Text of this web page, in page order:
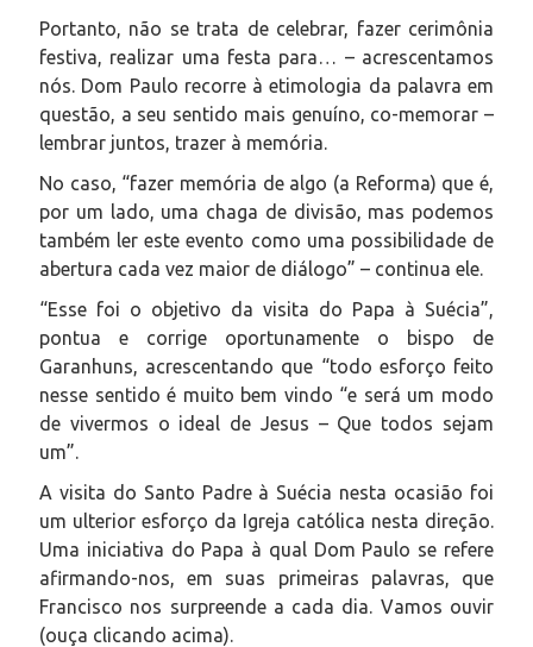
Portanto, não se trata de celebrar, fazer cerimônia
festiva, realizar uma festa para… – acrescentamos
nós. Dom Paulo recorre à etimologia da palavra em
questão, a seu sentido mais genuíno, co-memorar –
lembrar juntos, trazer à memória.
No caso, “fazer memória de algo (a Reforma) que é,
por um lado, uma chaga de divisão, mas podemos
também ler este evento como uma possibilidade de
abertura cada vez maior de diálogo” – continua ele.
“Esse foi o objetivo da visita do Papa à Suécia”,
pontua e corrige oportunamente o bispo de
Garanhuns, acrescentando que “todo esforço feito
nesse sentido é muito bem vindo “e será um modo
de vivermos o ideal de Jesus – Que todos sejam
um”.
A visita do Santo Padre à Suécia nesta ocasião foi
um ulterior esforço da Igreja católica nesta direção.
Uma iniciativa do Papa à qual Dom Paulo se refere
afirmando-nos, em suas primeiras palavras, que
Francisco nos surpreende a cada dia. Vamos ouvir
(ouça clicando acima).